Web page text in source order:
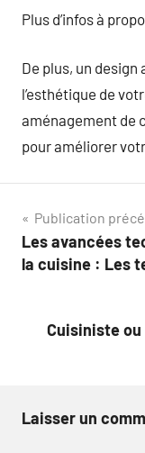
Plus d’infos à
De plus, un
l’esthétique de
aménagement de
pour améliorer
Navigation
de
Publication
Les avancées
la cuisine : Les
Cuisiniste
Laisser un